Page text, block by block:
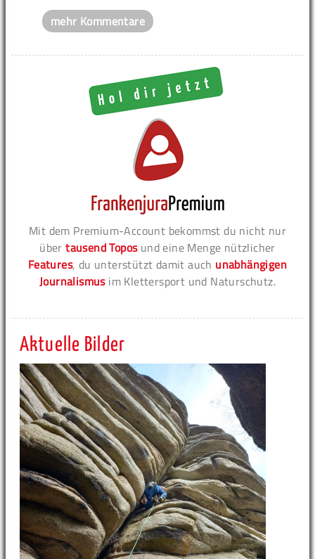
mehr Kommentare
Mit dem Premium-Account bekommst du nicht nur
übertausend Toposund eine Menge nützlicher
Features, du unterstützt damit auch unabhängigen
Journalismusim Klettersport und Naturschutz.
Aktuelle Bilder